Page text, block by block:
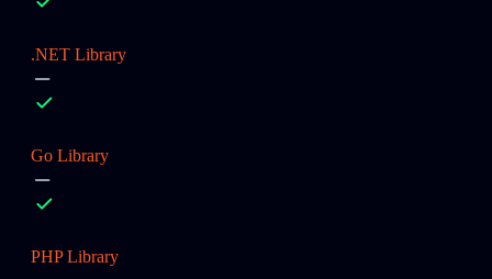
.NET Library
Go Library
PHP Library